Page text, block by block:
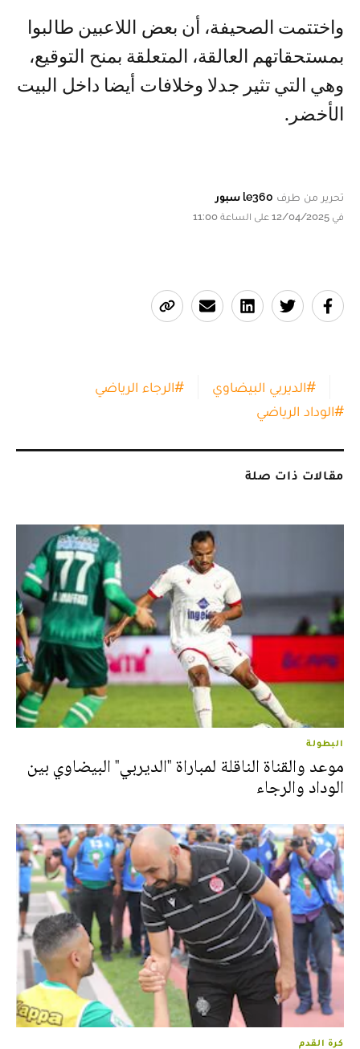
واختتمت الصحيفة، أن بعض اللاعبين طالبوا
بمستحقاتهم العالقة، المتعلقة بمنح التوقيع،
وهي التي تثير جدلا وخلافات أيضا داخل البيت
الأخضر.
تحرير من طرف le360 سبور
في 12/04/2025 على الساعة 11:00
#الديربي البيضاوي #الرجاء الرياضي
#الوداد الرياضي
مقالات ذات صلة
البطولة
موعد والقناة الناقلة لمباراة "الديربي" البيضاوي بين
الوداد والرجاء
كرة القدم